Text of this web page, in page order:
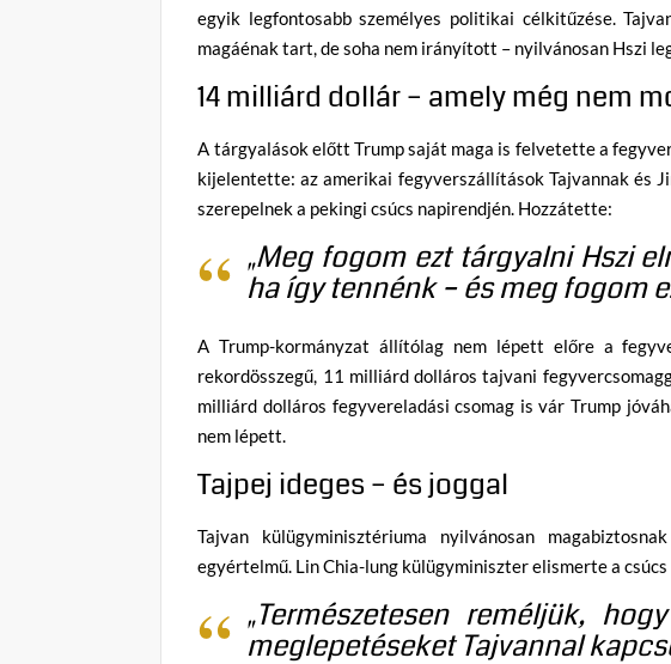
egyik legfontosabb személyes politikai célkitűzése.
magáénak tart, de soha nem irányított – nyilvánosan Hszi
14 milliárd dollár – amely még nem
A tárgyalások előtt Trump saját maga is felvetette a
kijelentette: az amerikai fegyverszállítások Tajvannak és
szerepelnek a pekingi csúcs napirendjén. Hozzátette:
„Meg fogom ezt tárgyalni Hszi
ha így tennénk – és meg fogom
A Trump-kormányzat állítólag nem lépett előre a
rekordösszegű, 11 milliárd dolláros tajvani
milliárd dolláros fegyvereladási csomag is vár Trump
nem lépett.
Tajpej ideges – és joggal
Tajvan külügyminisztériuma nyilvánosan
egyértelmű. Lin Chia-lung külügyminiszter elismerte a
„Természetesen reméljük,
meglepetéseket Tajvannal